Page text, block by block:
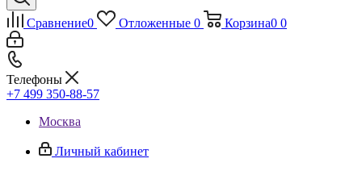
Сравнение0 Отложенные 0 Корзина0 0
Телефоны
+7 499 350-88-57
Москва
Личный кабинет